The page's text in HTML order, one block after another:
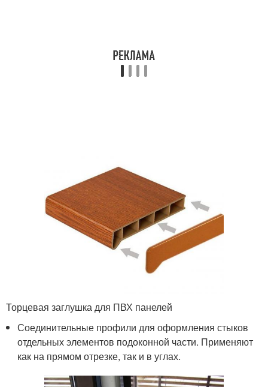
Торцевая заглушка для ПВХ панелей
Соединительные профили для оформления стыков
отдельных элементов подоконной части. Применяют
как на прямом отрезке, так и в углах.